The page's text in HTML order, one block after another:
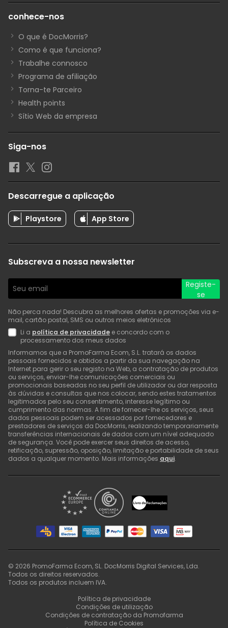
conhece-nos
O que é DocMorris?
Como é que funciona?
Trabalhe connosco
Programa de afiliação
Torna-te Parceiro
Health points
Sítio Web da empresa
Siga-nos
Descarregue a aplicação
Playstore App Store
Subscreva a nossa newsletter
Registe-
se
Não perca nada! Descubra as melhores ofertas e promoções via e-
mail, cartão postal, SMS ou outros meios eletrónicos
Li a política de privacidade e concordo com o
processamento dos meus dados
Informamos que a PromoFarma Ecom, S.L. tratará os dados
pessoais fornecidos e obtidos a partir da sua navegação na
Internet para gerir o seu registo na Web, a contratação de produtos
ou serviços, enviar-lhe comunicações comerciais ou
promocionais baseadas no seu perfil de utilizador ou dar resposta
às dúvidas e consultas que nos colocar, sendo estes tratamentos
legitimados pelo seu consentimento, interesse legítimo ou
cumprimento das normas. A fim de fornecer-lhe os serviços, seus
dados pessoais podem ser acessados por fornecedores e
prestadores de serviços da DocMorris, realizando temporariamente
transferências internacionais de dados com um nível adequado
de segurança. Você pode exercer seus direitos de acesso,
retificação, supressão, oposição, limitação e portabilidade de seus
dados a qualquer momento. Mais informações aqui.
© 2026 PromoFarma Ecom, SL. DocMorris Digital Services, Lda.
Todos os direitos reservados.
Todos os produtos incluem IVA.
Política de privacidade
Condições de utilização
Condições de contratação da Promofarma
Política de Cookies